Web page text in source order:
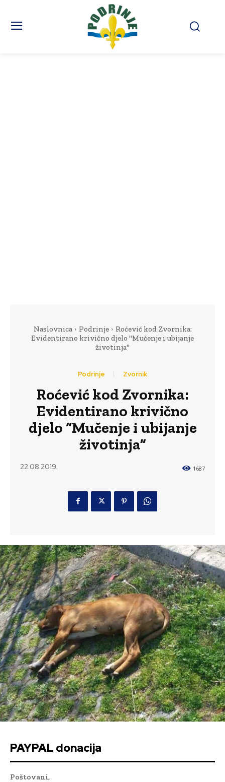
Naslovnica Podrinje
Roćević kod Zvornika:
Evidentirano krivično djelo "Mučenje i ubijanje
životinja"
Podrinje Zvornik
Roćević kod Zvornika:
Evidentirano krivično
djelo “Mučenje i ubijanje
životinja”
22.08.2019. 1687
PAYPAL donacija
Poštovani,